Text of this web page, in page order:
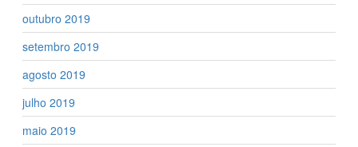
outubro 2019
setembro 2019
agosto 2019
julho 2019
maio 2019